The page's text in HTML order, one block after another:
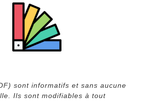
sont informatifs et sans aucune
Ils sont modifiables à tout